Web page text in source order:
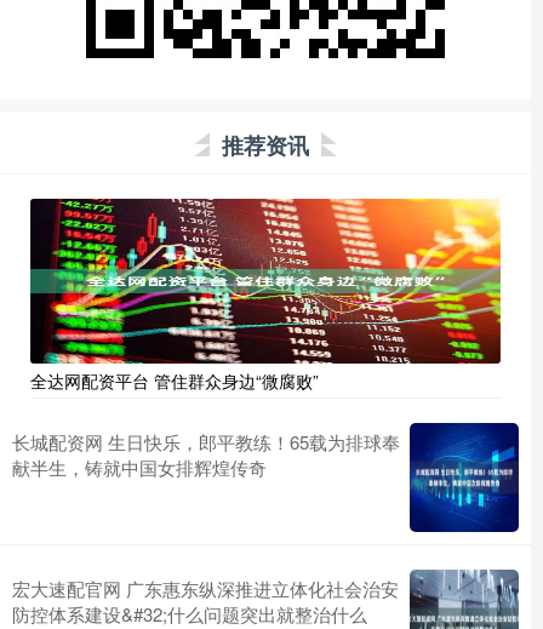
推荐资讯
全达网配资平台 管住群众身边“微腐败”
长城配资网 生日快乐，郎平教练！65载为排球奉
献半生，铸就中国女排辉煌传奇
宏大速配官网 广东惠东纵深推进立体化社会治安
防控体系建设&#32;什么问题突出就整治什么